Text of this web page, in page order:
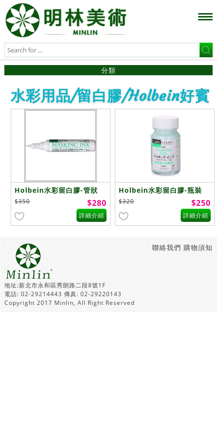
分類
水彩用品/留白膠/Holbein好賓
Holbein水彩留白膠-管狀
25ml
$350 $280
詳細介紹
Holbein水彩留白膠-瓶裝
55ml
$320 $250
詳細介紹
購物須知
聯絡我們
地址:新北市永和區秀朗路二段8號1F
電話: 02-29214443 傳真: 02-29220143
Copyright 2017 Minlin, All Right Reserved